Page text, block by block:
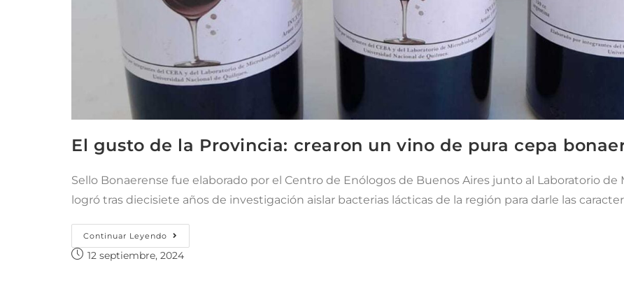
El gusto de la Provincia: crearon un vino de pura cepa
Sello Bonaerense fue elaborado por el Centro de Enólogos de Buenos Aires junto al Laboratorio
logró tras diecisiete años de investigación aislar bacterias lácticas de la región para darle las
Continuar Leyendo
12 septiembre, 2024